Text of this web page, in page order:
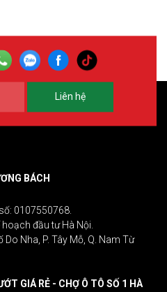
Liên hệ
BÁCH
0107550768.
đầu tư Hà Nội.
Nha, P. Tây Mỗ, Q. Nam Từ
GIÁ RẺ - CHỢ Ô TÔ SỐ 1 HÀ